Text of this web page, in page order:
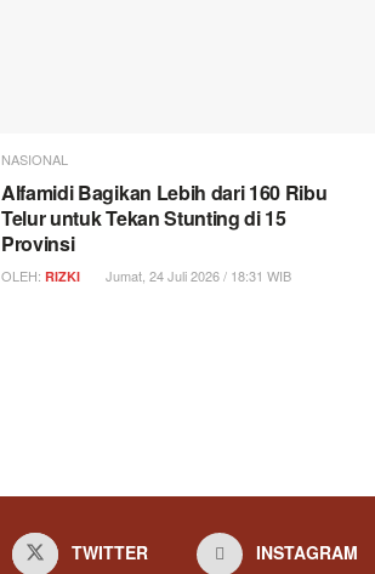
NASIONAL
Alfamidi Bagikan Lebih dari 160 Ribu
Telur untuk Tekan Stunting di 15
Provinsi
OLEH: RIZKI Jumat, 24 Juli 2026 / 18:31 WIB
TWITTER INSTAGRAM